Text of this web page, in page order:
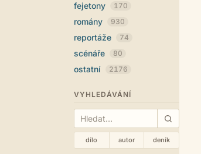
fejetony 170
romány 930
reportáže 74
scénáře 80
ostatní 2176
VYHLEDÁVÁNÍ
dílo autor deník